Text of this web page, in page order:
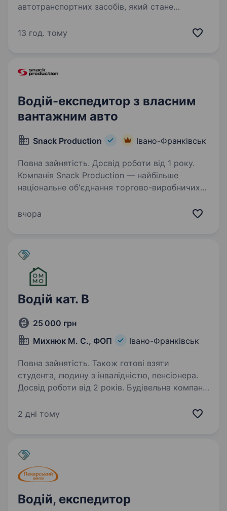
автотранспортних засобів, який стане
логістики та забезпечення діяльності
13 год. тому
Водій-експедитор з власним
вантажним авто
Snack Production Івано-Франківськ
Повна зайнятість. Досвід роботи від 1 року.
Компанія Snack Production — найбільше
національне об'єднання торгово-виробничих
Санич, Big Bob, Chipster’s, Zeffir), яке зберігає
вчора
Водій кат. В
25 000 грн
Михнюк М. С., ФОП
Івано-Франківськ
Повна зайнятість. Також готові взяти
студента, людину з інвалідністю, пенсіонера.
Досвід роботи від 2 років. Будівельна компанія
у пошуках водія. Обов’язки: Доставка товарів
Контроль своєчасносто…
2 дні тому
Водій, експедитор